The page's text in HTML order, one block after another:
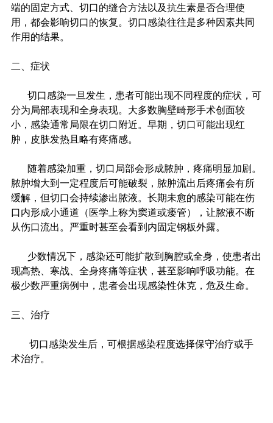
端的固定方式、切口的缝合方法以及抗生素是否合理使
用，都会影响切口的恢复。切口感染往往是多种因素共同
作用的结果。
二、症状
分为局部表现和全身表现。大多数胸壁畸形手术创面较
小，感染通常局限在切口附近。早期，切口可能出现红
肿，皮肤发热且略有疼痛感。
脓肿增大到一定程度后可能破裂，脓肿流出后疼痛会有所
缓解，但切口会持续渗出脓液。长期未愈的感染可能在伤
口内形成小通道（医学上称为窦道或瘘管），让脓液不断
从伤口流出。严重时甚至会看到内固定钢板外露。
现高热、寒战、全身疼痛等症状，甚至影响呼吸功能。在
极少数严重病例中，患者会出现感染性休克，危及生命。
三、治疗
切口感染发生后，可根据感染程度选择保守治疗或手
术治疗。